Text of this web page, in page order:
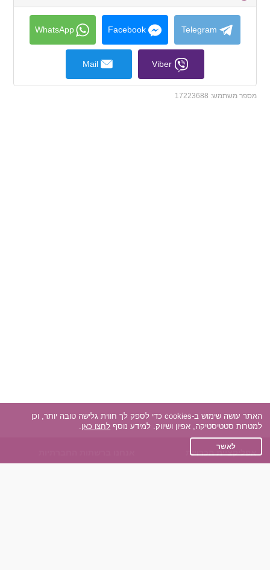
to
collapse
contents
Telegram
Facebook
WhatsApp
Viber
Mail
מספר משתמש: 17223688
אפליקציית הכרויות
האתר עושה שימוש ב-cookies כדי לספק לך חווית גלישה טובה יותר, וכן
למטרות סטטיסטיקה, אפיון ושיווק. למידע נוסף לחצו כאן.
לאשר